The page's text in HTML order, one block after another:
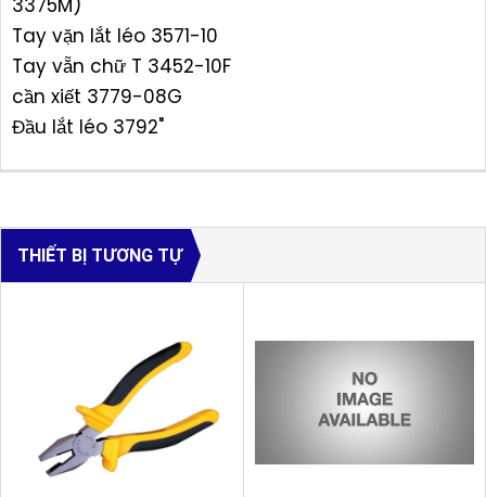
3375M)
Tay vặn lắt léo 3571-10
Tay vẵn chữ T 3452-10F
cần xiết 3779-08G
Đầu lắt léo 3792"
THIẾT BỊ TƯƠNG TỰ